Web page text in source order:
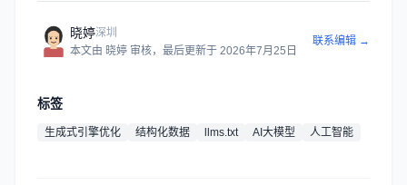
晓婷深圳
本文由 晓婷 审核，最后更新于 2026年7月25日
联系编辑 →
标签
生成式引擎优化 结构化数据 llms.txt AI大模型 人工智能